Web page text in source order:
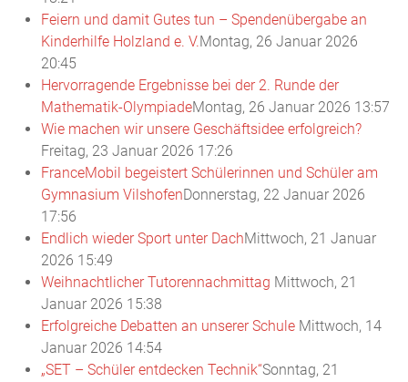
Feiern und damit Gutes tun – Spendenübergabe an
Kinderhilfe Holzland e. V.Montag, 26 Januar 2026
20:45
Hervorragende Ergebnisse bei der 2. Runde der
Mathematik-OlympiadeMontag, 26 Januar 2026 13:57
Wie machen wir unsere Geschäftsidee erfolgreich?
Freitag, 23 Januar 2026 17:26
FranceMobil begeistert Schülerinnen und Schüler am
Gymnasium VilshofenDonnerstag, 22 Januar 2026
17:56
Endlich wieder Sport unter DachMittwoch, 21 Januar
2026 15:49
Weihnachtlicher Tutorennachmittag Mittwoch, 21
Januar 2026 15:38
Erfolgreiche Debatten an unserer Schule Mittwoch, 14
Januar 2026 14:54
„SET – Schüler entdecken Technik“Sonntag, 21